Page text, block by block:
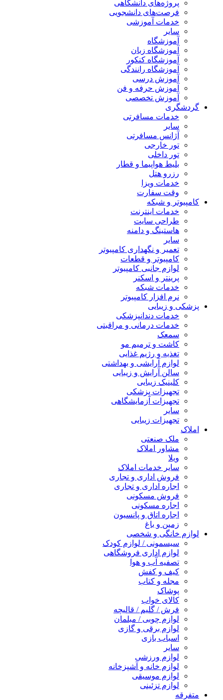
پروژه‌های دانشگاهی
فرصت‌های دانشجویی
خدمات آموزشی
سایر
آموزشگاه
آموزشگاه زبان
آموزشگاه کنکور
آموزشگاه رانندگی
آموزش درسی
آموزش حرفه و فن
آموزش تخصصی
گردشگری
خدمات مسافرتی
سایر
آژانس مسافرتی
تور خارجی
تور داخلی
بلیط هواپیما و قطار
رزرو هتل
خدمات ویزا
وقت سفارت
کامپیوتر و شبکه
خدمات اینترنت
طراحی سایت
هاستینگ و دامنه
سایر
تعمیر و نگهداری کامپیوتر
کامپیوتر و قطعات
لوازم جانبی کامپیوتر
پرینتر و اسکنر
خدمات شبکه
نرم افزار کامپیوتر
پزشکی و زیبایی
خدمات دندانپزشکی
خدمات درمانی و مراقبتی
سمعک
کاشت و ترمیم مو
تغذیه و رژیم غذایی
لوازم آرایشی و بهداشتی
سالن آرایش و زیبایی
کلینیک زیبایی
تجهیزات پزشکی
تجهیزات آزمایشگاهی
سایر
تجهیزات زیبایی
املاک
ملک صنعتی
مشاور املاک
ویلا
سایر خدمات املاک
فروش اداری و تجاری
اجاره اداری و تجاری
فروش مسکونی
اجاره مسکونی
اجاره اتاق و پانسیون
زمین و باغ
لوازم خانگی و شخصی
سیسمونی / لوازم کودک
لوازم اداری فروشگاهی
تصفیه آب و هوا
کیف و کفش
مجله و کتاب
پوشاک
کالای خواب
فرش / گلیم / قالیچه
لوازم چوبی / مبلمان
لوازم برقی و گازی
اسباب بازی
سایر
لوازم ورزشی
لوازم خانه و آشپزخانه
لوازم موسیقی
لوازم تزئینی
متفرقه